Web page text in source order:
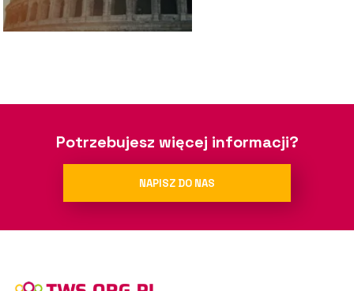
Potrzebujesz więcej informacji?
NAPISZ DO NAS